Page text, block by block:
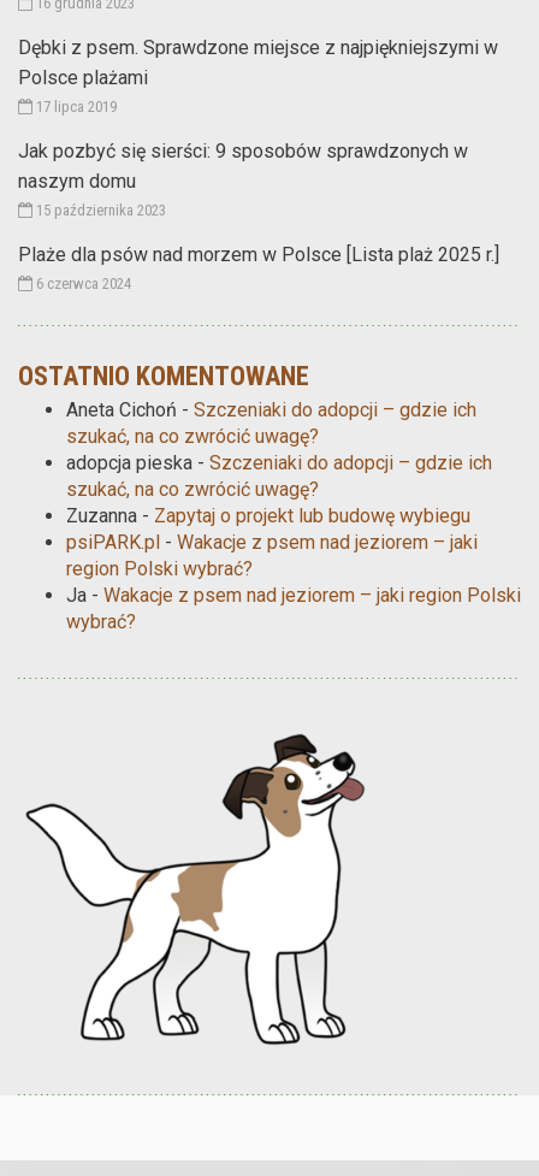
Dębki z psem. Sprawdzone miejsce z najpiękniejszymi w
Polsce plażami
17 lipca 2019
Jak pozbyć się sierści: 9 sposobów sprawdzonych w
naszym domu
15 października 2023
Plaże dla psów nad morzem w Polsce [Lista plaż 2025 r.]
6 czerwca 2024
OSTATNIO KOMENTOWANE
Aneta Cichoń - Szczeniaki do adopcji – gdzie ich
szukać, na co zwrócić uwagę?
adopcja pieska - Szczeniaki do adopcji – gdzie ich
szukać, na co zwrócić uwagę?
Zuzanna - Zapytaj o projekt lub budowę wybiegu
psiPARK.pl - Wakacje z psem nad jeziorem – jaki
region Polski wybrać?
Ja - Wakacje z psem nad jeziorem – jaki region Polski
wybrać?